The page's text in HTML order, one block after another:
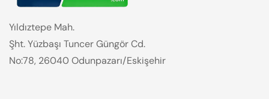
Yıldıztepe Mah.
Şht. Yüzbaşı Tuncer Güngör Cd.
No:78, 26040 Odunpazarı/Eskişehir